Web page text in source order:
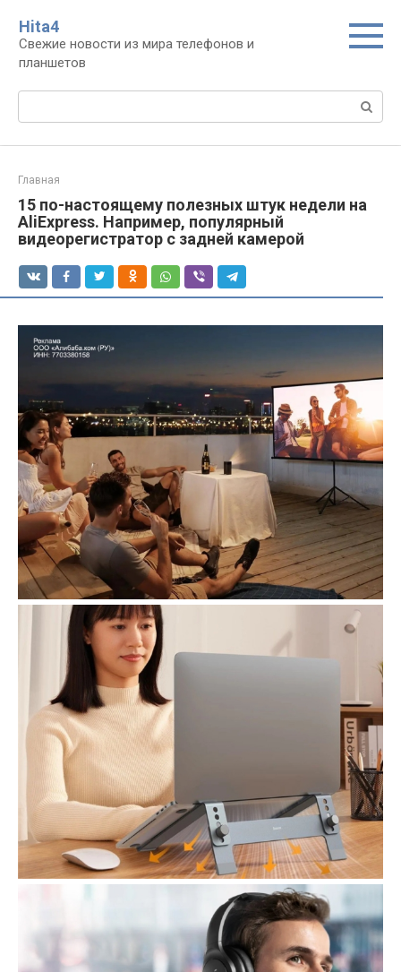
контенту
Нita4
Свежие новости из мира телефонов и
планшетов
Поиск:
Главная
15 по-настоящему полезных штук недели на
AliExpress. Например, популярный
видеорегистратор с задней камерой